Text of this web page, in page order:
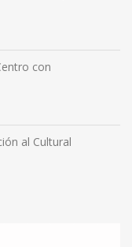
con
al Cultural